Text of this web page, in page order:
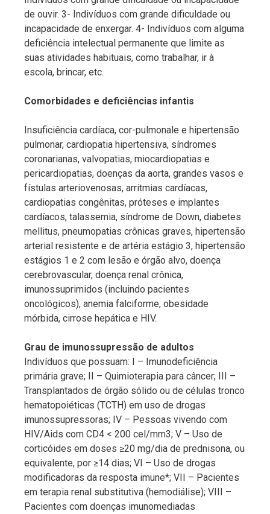
de ouvir. 3- Indivíduos com grande dificuldade ou
incapacidade de enxergar. 4- Indivíduos com alguma
deficiência intelectual permanente que limite as
suas atividades habituais, como trabalhar, ir à
escola, brincar, etc.
Comorbidades e deficiências infantis
Insuficiência cardíaca, cor-pulmonale e hipertensão
pulmonar, cardiopatia hipertensiva, síndromes
coronarianas, valvopatias, miocardiopatias e
pericardiopatias, doenças da aorta, grandes vasos e
fístulas arteriovenosas, arritmias cardíacas,
cardiopatias congênitas, próteses e implantes
cardíacos, talassemia, síndrome de Down, diabetes
mellitus, pneumopatias crônicas graves, hipertensão
arterial resistente e de artéria estágio 3, hipertensão
estágios 1 e 2 com lesão e órgão alvo, doença
cerebrovascular, doença renal crônica,
imunossuprimidos (incluindo pacientes
oncológicos), anemia falciforme, obesidade
mórbida, cirrose hepática e HIV.
Grau de imunossupressão de adultos
Indivíduos que possuam: I – Imunodeficiência
primária grave; II – Quimioterapia para câncer; III –
Transplantados de órgão sólido ou de células tronco
hematopoiéticas (TCTH) em uso de drogas
imunossupressoras; IV – Pessoas vivendo com
HIV/Aids com CD4 < 200 cel/mm3; V – Uso de
corticóides em doses ≥20 mg/dia de prednisona, ou
equivalente, por ≥14 dias; VI – Uso de drogas
modificadoras da resposta imune*; VII – Pacientes
em terapia renal substitutiva (hemodiálise); VIII –
Pacientes com doenças imunomediadas